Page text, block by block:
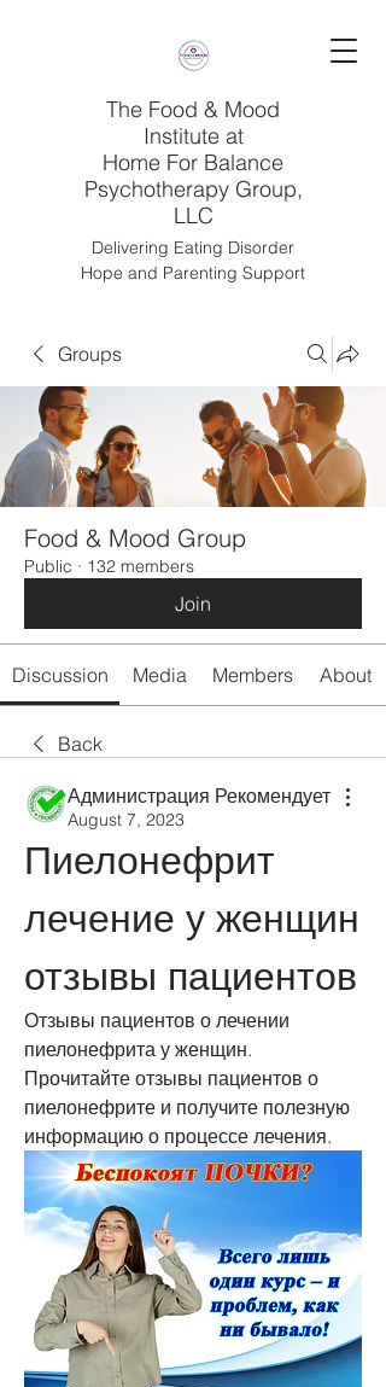
The Food & Mood
Institute at
Home For Balance
Psychotherapy Group,
LLC
Delivering Eating Disorder
Hope and Parenting Support
Groups
Food & Mood Group
Public · 132 members
Join
Discussion Media Members About
Back
Администрация Рекомендует
August 7, 2023
Пиелонефрит
лечение у женщин
отзывы пациентов
Отзывы пациентов о лечении
пиелонефрита у женщин.
Прочитайте отзывы пациентов о
пиелонефрите и получите полезную
информацию о процессе лечения.